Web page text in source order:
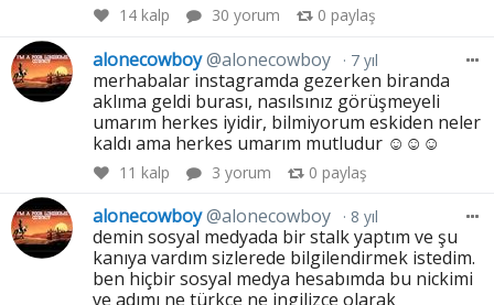
14kalp 30 yorum 0 paylaş
alonecowboy@alonecowboy 7 yıl
merhabalar instagramda gezerken biranda
aklıma geldi burası, nasılsınız görüşmeyeli
umarım herkes iyidir, bilmiyorum eskiden neler
kaldı ama herkes umarım mutludur ☺️☺️☺️
11 kalp 3 yorum 0 paylaş
alonecowboy@alonecowboy 8 yıl
demin sosyal medyada bir stalk yaptım ve şu
kanıya vardım sizlerede bilgilendirmek istedim.
ben hiçbir sosyal medya hesabımda bu nickimi
ve adımı ne türkçe ne ingilizce olarak